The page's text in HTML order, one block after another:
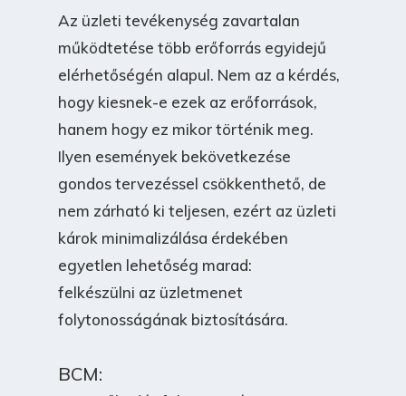
Az üzleti tevékenység zavartalan
működtetése több erőforrás egyidejű
elérhetőségén alapul. Nem az a kérdés,
hogy kiesnek-e ezek az erőforrások,
hanem hogy ez mikor történik meg.
Ilyen események bekövetkezése
gondos tervezéssel csökkenthető, de
nem zárható ki teljesen, ezért az üzleti
károk minimalizálása érdekében
egyetlen lehetőség marad:
felkészülni az üzletmenet
folytonosságának biztosítására.
BCM: